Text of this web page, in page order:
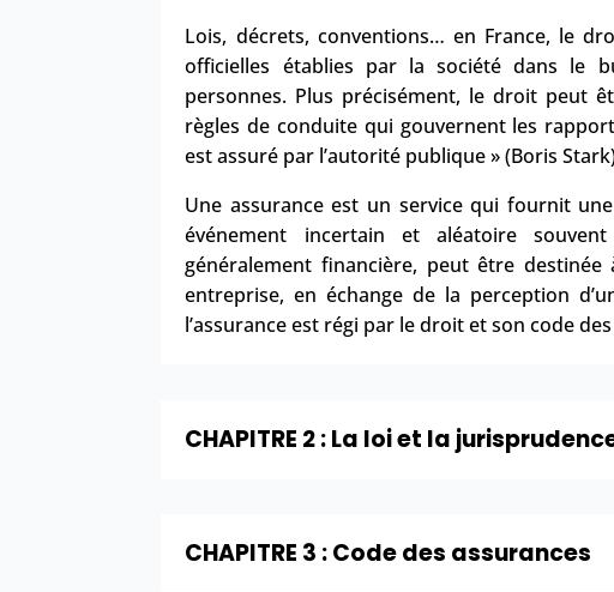
Lois, décrets, conventions… en France, le
officielles établies par la société dans le
personnes. Plus précisément, le droit peut
règles de conduite qui gouvernent les
est assuré par l’autorité publique » (Boris
Une assurance est un service qui fournit
événement incertain et aléatoire
généralement financière, peut être
entreprise, en échange de la perception
l’assurance est régi par le droit et son code
CHAPITRE 2 : La loi et la
CHAPITRE 3 : Code des assurances